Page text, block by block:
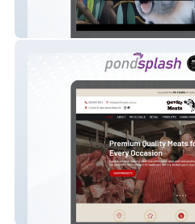
Urban Art Australia